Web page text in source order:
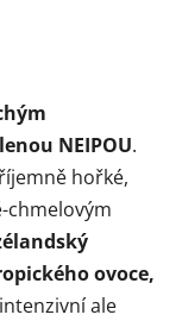
NEIPOU.
hořké,
chmelovým
ovoce,
ale